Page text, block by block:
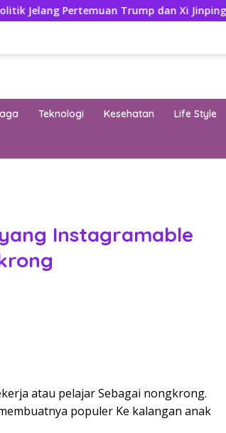
Trump dan Xi Jinping
Teknologi Kesehatan Life Style
Instagramable
atau pelajar Sebagai nongkrong.
populer Ke kalangan anak